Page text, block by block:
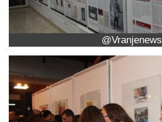
@Vranjenews